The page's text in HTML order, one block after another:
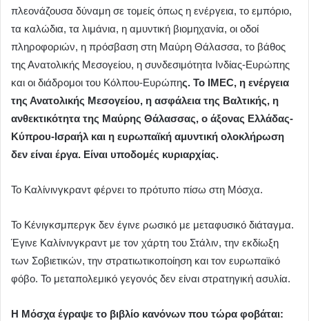
πλεονάζουσα δύναμη σε τομείς όπως η ενέργεια, το εμπόριο,
τα καλώδια, τα λιμάνια, η αμυντική βιομηχανία, οι οδοί
πληροφοριών, η πρόσβαση στη Μαύρη Θάλασσα, το βάθος
της Ανατολικής Μεσογείου, η συνδεσιμότητα Ινδίας-Ευρώπης
και οι διάδρομοι του Κόλπου-Ευρώπης. Το IMEC, η ενέργεια
της Ανατολικής Μεσογείου, η ασφάλεια της Βαλτικής, η
ανθεκτικότητα της Μαύρης Θάλασσας, ο άξονας Ελλάδας-
Κύπρου-Ισραήλ και η ευρωπαϊκή αμυντική ολοκλήρωση
δεν είναι έργα. Είναι υποδομές κυριαρχίας.
Το Καλίνινγκραντ φέρνει το πρότυπο πίσω στη Μόσχα.
Το Κένιγκσμπεργκ δεν έγινε ρωσικό με μεταφυσικό διάταγμα.
Έγινε Καλίνινγκραντ με τον χάρτη του Στάλιν, την εκδίωξη
των Σοβιετικών, την στρατιωτικοποίηση και τον ευρωπαϊκό
φόβο. Το μεταπολεμικό γεγονός δεν είναι στρατηγική ασυλία.
Η Μόσχα έγραψε το βιβλίο κανόνων που τώρα φοβάται: